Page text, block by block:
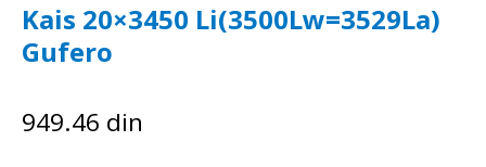
Kais 20×3450 Li(3500Lw=3529La)
Gufero
949.46 din